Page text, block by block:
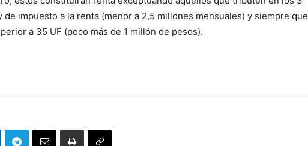
de impuesto a la renta (menor a 2,5 millones mensuales) y siempre que
a 35 UF (poco más de 1 millón de pesos).